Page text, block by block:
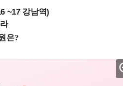
~17 강남역)